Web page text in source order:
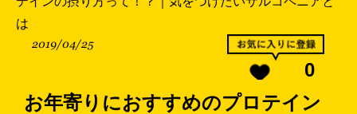
は
2019/04/25
0
お年寄りにおすすめのプロテイン